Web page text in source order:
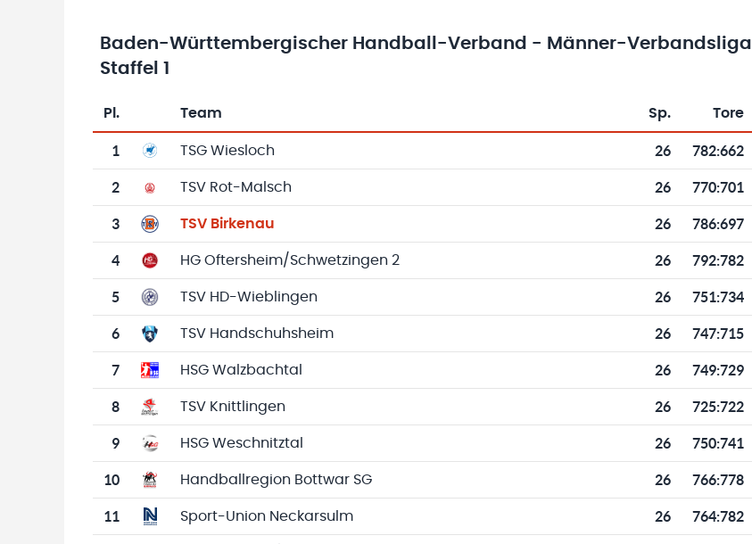
Baden-Württembergischer Handball-Verband - Männer-Verbandsliga
Staffel 1
Tabelle mit Vereinsplatzierungen, Spielen, Toren und Punkten
Pl. Team Sp. Tore
1 TSG Wiesloch 26 782:662
2 TSV Rot-Malsch 26 770:701
3 TSV Birkenau 26 786:697
4 HG Oftersheim/Schwetzingen 2 26 792:782
5 TSV HD-Wieblingen 26 751:734
6 TSV Handschuhsheim 26 747:715
7 HSG Walzbachtal 26 749:729
8 TSV Knittlingen 26 725:722
9 HSG Weschnitztal 26 750:741
10 Handballregion Bottwar SG 26 766:778
11 Sport-Union Neckarsulm 26 764:782